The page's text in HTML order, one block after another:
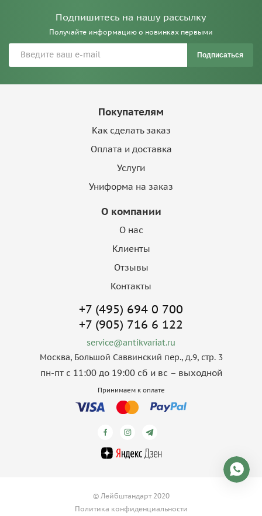
Подпишитесь на нашу рассылку
Получайте информацию о новинках первыми
Подписаться
Покупателям
Как сделать заказ
Оплата и доставка
Услуги
Униформа на заказ
О компании
О нас
Клиенты
Отзывы
Контакты
+7 (495) 694 0 700
+7 (905) 716 6 122
service@antikvariat.ru
Москва, Большой Саввинский пер., д.9, стр. 3
пн-пт с 11:00 до 19:00 сб и вс – выходной
Принимаем к оплате
© Лейбштандарт 2020
Политика конфиденциальности